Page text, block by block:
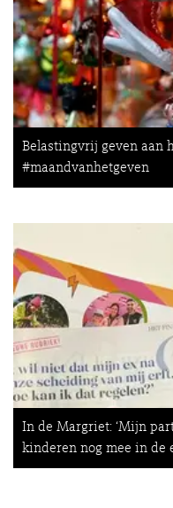
Belastingvrij geven aan
#maandvanhetgeven
In de Margriet: ‘Mijn
kinderen nog mee in de